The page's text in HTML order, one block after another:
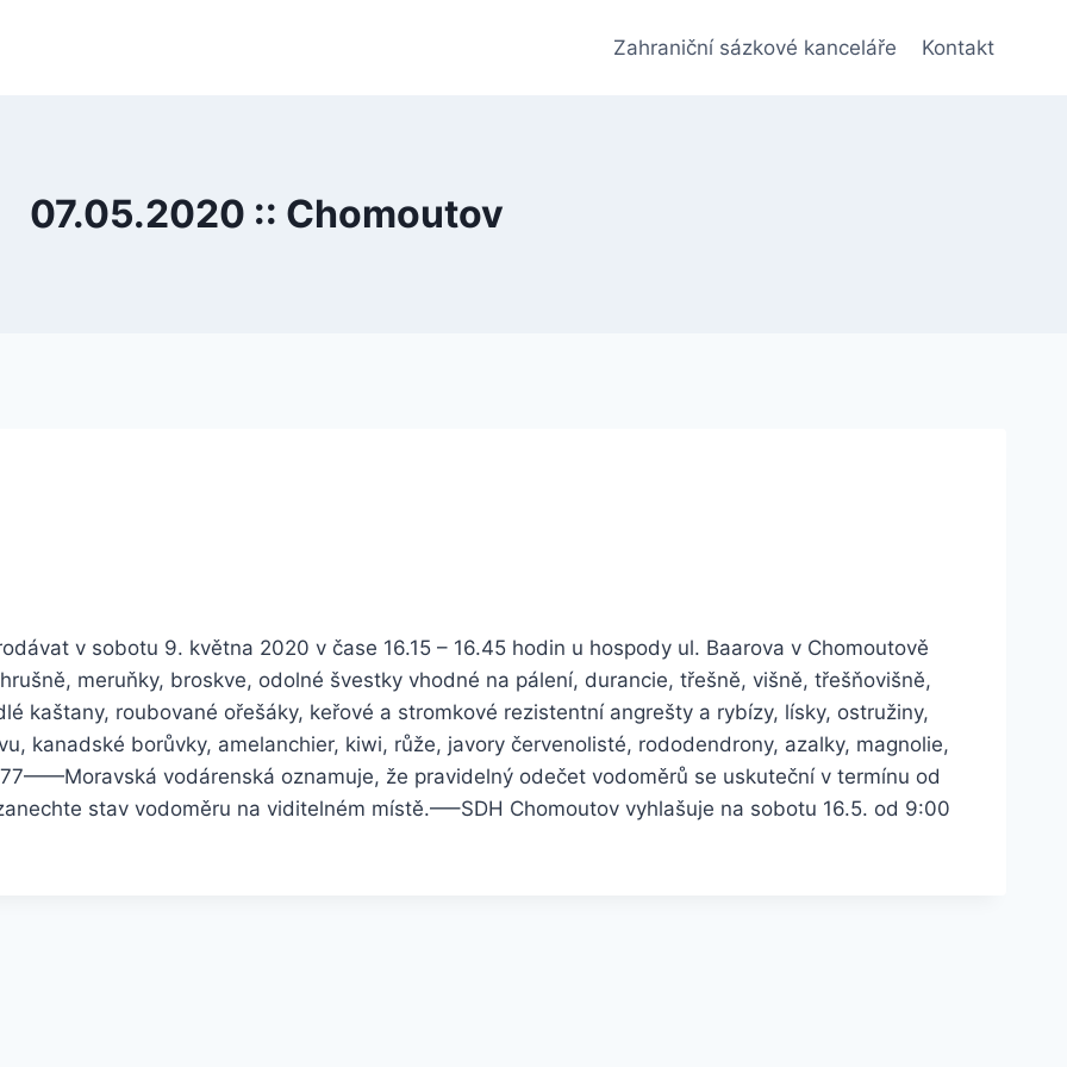
Zahraniční sázkové kanceláře Kontakt
07.05.2020 :: Chomoutov
v sobotu 9. května 2020 v čase 16.15 – 16.45 hodin u hospody ul. Baarova v Chomoutově
meruňky, broskve, odolné švestky vhodné na pálení, durancie, třešně, višně, třešňovišně,
kaštany, roubované ořešáky, keřové a stromkové rezistentní angrešty a rybízy, lísky, ostružiny,
kanadské borůvky, amelanchier, kiwi, růže, javory červenolisté, rododendrony, azalky, magnolie,
——Moravská vodárenská oznamuje, že pravidelný odečet vodoměrů se uskuteční v termínu od
stav vodoměru na viditelném místě.—–SDH Chomoutov vyhlašuje na sobotu 16.5. od 9:00